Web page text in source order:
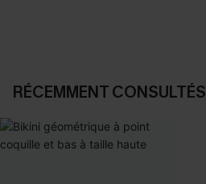
RÉCEMMENT CONSULTÉS